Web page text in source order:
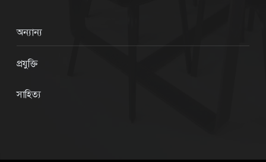
অন্যান্য
প্রযুক্তি
সাহিত্য